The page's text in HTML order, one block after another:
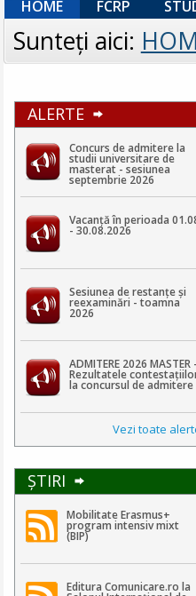
HOME FCRP
Sunteţi aici:
ALERTE
Concurs de admitere la
studii universitare de
masterat - sesiunea
septembrie 2026
Vacanță în perioada
- 30.08.2026
Sesiunea de restanțe și
reexaminări - toamna
2026
ADMITERE 2026 MASTER -
Rezultatele
la concursul de admitere
Vezi toate
ŞTIRI
Mobilitate Erasmus+
program intensiv mixt
(BIP)
Editura Comunicare.ro la